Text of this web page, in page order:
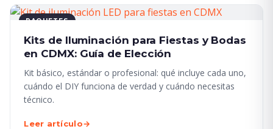
PAQUETES
Kits de Iluminación para Fiestas y Bodas
en CDMX: Guía de Elección
Kit básico, estándar o profesional: qué incluye cada uno,
cuándo el DIY funciona de verdad y cuándo necesitas
técnico.
Leer artículo→